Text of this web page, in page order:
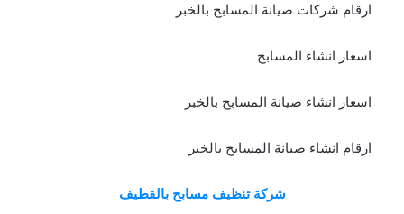
ارقام شركات صيانة المسابح بالخبر
اسعار انشاء المسابح
اسعار انشاء صيانة المسابح بالخبر
ارقام انشاء صيانة المسابح بالخبر
شركة تنظيف مسابح بالقطيف